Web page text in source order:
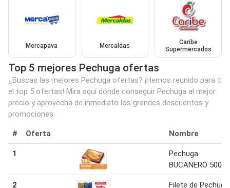
Mercapava Mercaldas
Caribe
Supermercados
Top 5 mejores Pechuga ofertas
¿Buscas las mejores Pechuga ofertas? ¡Hemos reunido para ti
el top 5 ofertas! Mira aquí dónde conseguir Pechuga al mejor
precio y aprovecha de inmediato los grandes descuentos y
promociones.
# Oferta Nombre
1
Pechuga
BUCANERO 500g
2
Filete de Pechuga